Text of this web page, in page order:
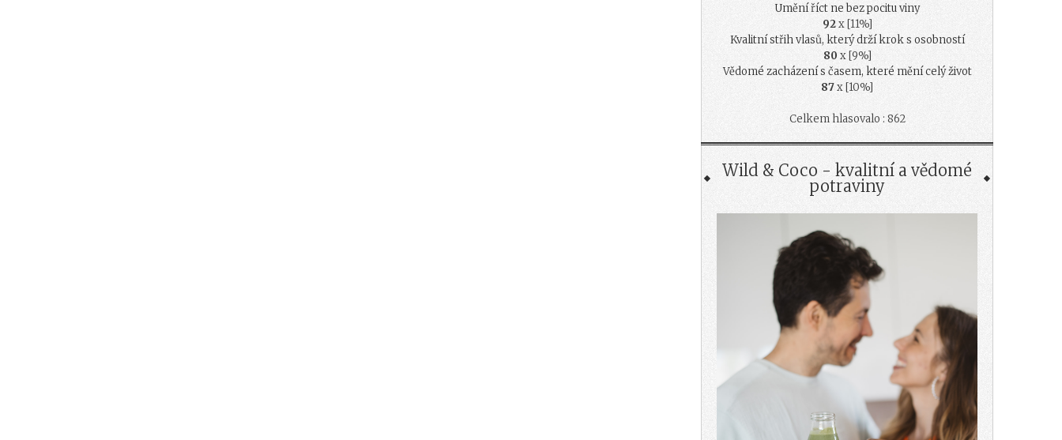
Umění říct ne bez pocitu viny
92x [11%]
Kvalitní střih vlasů, který drží krok s osobností
80 x [9%]
Vědomé zacházení s časem, které mění celý život
87x [10%]
Celkem hlasovalo : 862
Wild & Coco - kvalitní a vědomé
potraviny